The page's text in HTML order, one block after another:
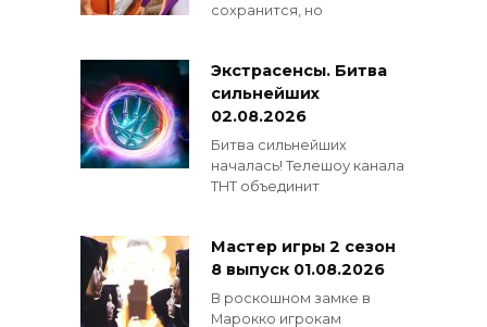
сохранится, но
Экстрасенсы. Битва
сильнейших
02.08.2026
Битва сильнейших
началась! Телешоу канала
ТНТ объединит
Мастер игры 2 сезон
8 выпуск 01.08.2026
В роскошном замке в
Марокко игрокам